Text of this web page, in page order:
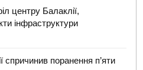
центру Балаклії,
інфраструктури
спричинив поранення п’яти